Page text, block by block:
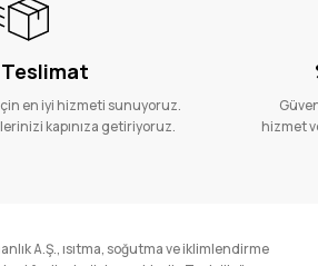
Teslimat
en iyi hizmeti sunuyoruz.
kapınıza getiriyoruz.
hizmet
A.Ş., ısıtma, soğutma ve iklimlendirme